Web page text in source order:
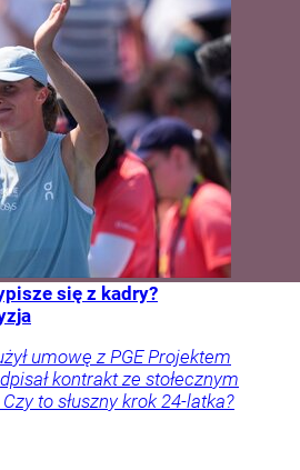
się z kadry?
umowę z PGE Projektem
kontrakt ze stołecznym
to słuszny krok 24-latka?